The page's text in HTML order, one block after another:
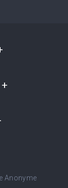
Anonyme